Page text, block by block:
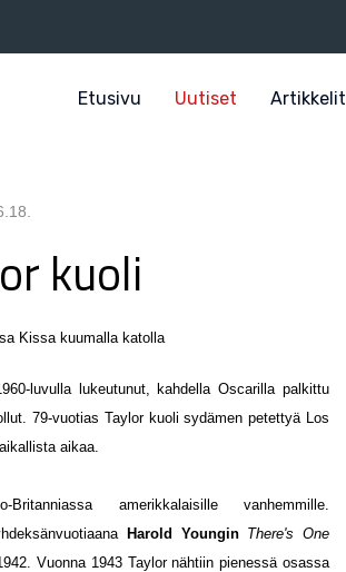
Etusivu Uutiset Artikkelit
kuoli
luvulla lukeutunut, kahdella Oscarilla palkittu
79-vuotias Taylor kuoli sydämen petettyä Los
aikaa.
amerikkalaisille vanhemmille.
Harold Youngin There's One
Vuonna 1943 Taylor nähtiin pienessä osassa